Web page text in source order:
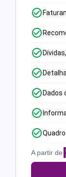
Dados
A partir de